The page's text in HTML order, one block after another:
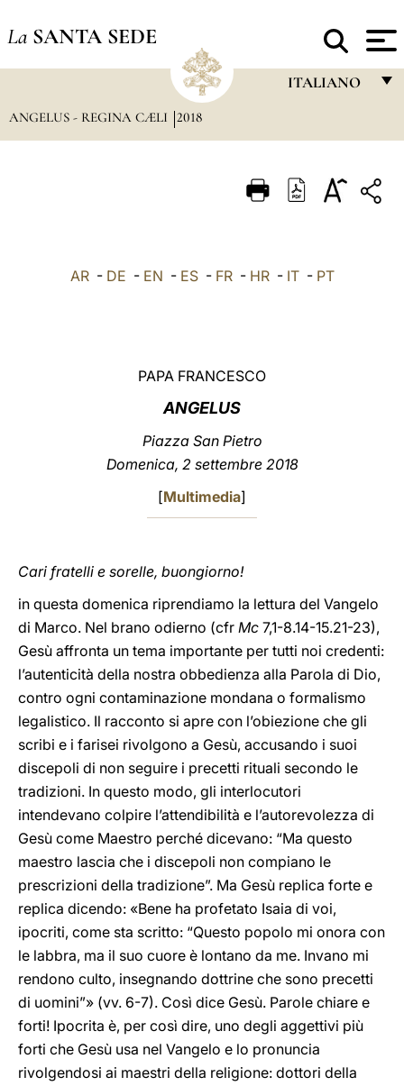
La SANTA SEDE
ITALIANO
ITALIANO
ANGELUS - REGINA CÆLI 2018
AR- DE - EN - ES- FR- HR- IT- PT
PAPA FRANCESCO
ANGELUS
Piazza San Pietro
Domenica, 2 settembre 2018
[Multimedia]
Cari fratelli e sorelle, buongiorno!
in questa domenica riprendiamo la lettura del Vangelo
di Marco. Nel brano odierno (cfr Mc 7,1-8.14-15.21-23),
Gesù affronta un tema importante per tutti noi credenti:
l’autenticità della nostra obbedienza alla Parola di Dio,
contro ogni contaminazione mondana o formalismo
legalistico. Il racconto si apre con l’obiezione che gli
scribi e i farisei rivolgono a Gesù, accusando i suoi
discepoli di non seguire i precetti rituali secondo le
tradizioni. In questo modo, gli interlocutori
intendevano colpire l’attendibilità e l’autorevolezza di
Gesù come Maestro perché dicevano: “Ma questo
maestro lascia che i discepoli non compiano le
prescrizioni della tradizione”. Ma Gesù replica forte e
replica dicendo: «Bene ha profetato Isaia di voi,
ipocriti, come sta scritto: “Questo popolo mi onora con
le labbra, ma il suo cuore è lontano da me. Invano mi
rendono culto, insegnando dottrine che sono precetti
di uomini”» (vv. 6-7). Così dice Gesù. Parole chiare e
forti! Ipocrita è, per così dire, uno degli aggettivi più
forti che Gesù usa nel Vangelo e lo pronuncia
rivolgendosi ai maestri della religione: dottori della